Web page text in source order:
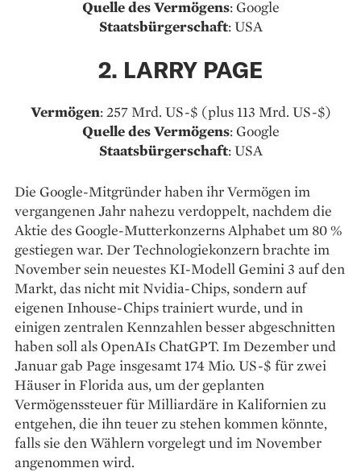
Quelle des Vermögens: Google
Staatsbürgerschaft: USA
2. LARRY PAGE
Vermögen: 257 Mrd. US-$ (plus 113 Mrd. US-$)
Quelle des Vermögens: Google
Staatsbürgerschaft: USA
Die Google-Mitgründer haben ihr Vermögen im
vergangenen Jahr nahezu verdoppelt, nachdem die
Aktie des Google-Mutterkonzerns Alphabet um 80 %
gestiegen war. Der Technologiekonzern brachte im
November sein neuestes KI-Modell Gemini 3 auf den
Markt, das nicht mit Nvidia-Chips, sondern auf
eigenen Inhouse-Chips trainiert wurde, und in
einigen zentralen Kennzahlen besser abgeschnitten
haben soll als OpenAIs ChatGPT. Im Dezember und
Januar gab Page insgesamt 174 Mio. US-$ für zwei
Häuser in Florida aus, um der geplanten
Vermögenssteuer für Milliardäre in Kalifornien zu
entgehen, die ihn teuer zu stehen kommen könnte,
falls sie den Wählern vorgelegt und im November
angenommen wird.